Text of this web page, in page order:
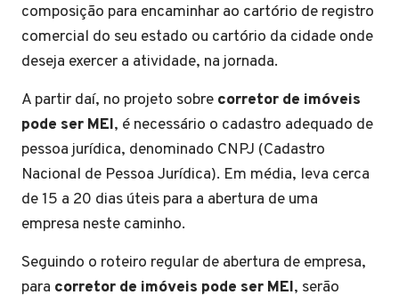
composição para encaminhar ao cartório de registro
comercial do seu estado ou cartório da cidade onde
deseja exercer a atividade, na jornada.
A partir daí, no projeto sobre corretor de imóveis
pode ser MEI, é necessário o cadastro adequado de
pessoa jurídica, denominado CNPJ (Cadastro
Nacional de Pessoa Jurídica). Em média, leva cerca
de 15 a 20 dias úteis para a abertura de uma
empresa neste caminho.
Seguindo o roteiro regular de abertura de empresa,
para corretor de imóveis pode ser MEI, serão